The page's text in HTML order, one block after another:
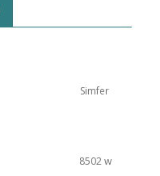
Simfer
8502 w